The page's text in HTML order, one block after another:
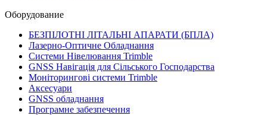
Оборудование
БЕЗПІЛОТНІ ЛІТАЛЬНІ АПАРАТИ (БПЛА)
Лазерно-Оптичне Обладнання
Системи Нівелювання Trimble
GNSS Навігація для Сільського Господарства
Моніторингові системи Trimble
Аксесуари
GNSS обладнання
Програмне забезпечення